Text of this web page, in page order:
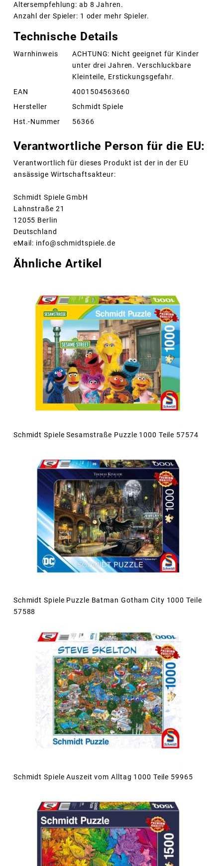
Altersempfehlung: ab 8 Jahren.
Anzahl der Spieler: 1 oder mehr Spieler.
Technische Details
Warnhinweis
ACHTUNG: Nicht geeignet für Kinder
unter drei Jahren. Verschluckbare
Kleinteile, Erstickungsgefahr.
EAN
4001504563660
Hersteller
Schmidt Spiele
Hst.-Nummer
56366
Verantwortliche Person für die EU:
Verantwortlich für dieses Produkt ist der in der EU
ansässige Wirtschaftsakteur:
Schmidt Spiele GmbH
Lahnstraße 21
12055 Berlin
Deutschland
eMail: info@schmidtspiele.de
Ähnliche Artikel
Schmidt Spiele Sesamstraße Puzzle 1000 Teile 57574
Schmidt Spiele Puzzle Batman Gotham City 1000 Teile
57588
Schmidt Spiele Auszeit vom Alltag 1000 Teile 59965